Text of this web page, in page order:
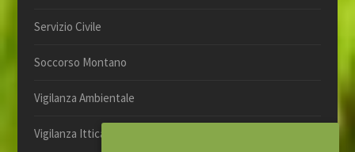
Servizio Civile
Soccorso Montano
Vigilanza Ambientale
Vigilanza Ittica